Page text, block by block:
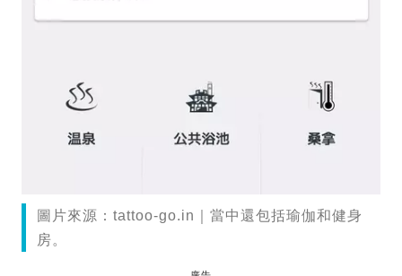
圖片來源：tattoo-go.in｜當中還包括瑜伽和健身
房。